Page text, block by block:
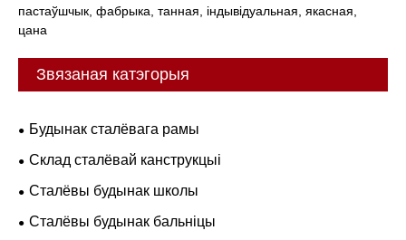
пастаўшчык, фабрыка, танная, індывідуальная, якасная,
цана
Звязаная катэгорыя
Будынак сталёвага рамы
Склад сталёвай канструкцыі
Сталёвы будынак школы
Сталёвы будынак бальніцы